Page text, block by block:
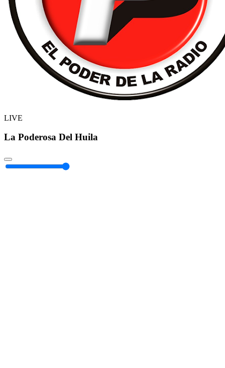
LIVE
La Poderosa Del Huila